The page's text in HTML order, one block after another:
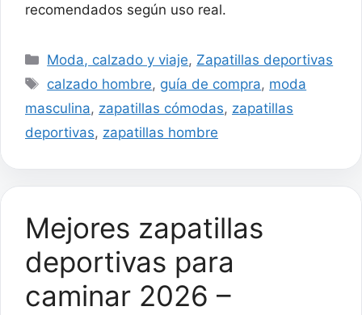
recomendados según uso real.
Categorías
Moda, calzado y viaje, Zapatillas deportivas
Etiquetas
calzado hombre, guía de compra, moda
masculina, zapatillas cómodas, zapatillas
deportivas, zapatillas hombre
Mejores zapatillas
deportivas para
caminar 2026 –